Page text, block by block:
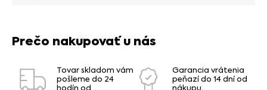
Prečo nakupovať u nás
Tovar skladom vám
pošleme do 24
hodín od
Garancia vrátenia
peňazí do 14 dní od
nákupu.